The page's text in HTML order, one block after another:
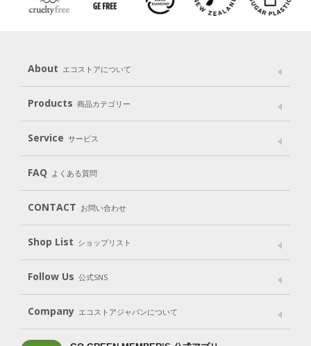
About エコストアについて
メッセージ ブランドストーリー
パッケージへのこだわり
動物実験をしない
Products 商品カテゴリー
Laundry
Cleaning Baby Kids
Body（ボディ） Hair（ヘア） Oral care（オーラルケア）
Goods （グッズ）
Gift set
Service サービス
User Guide
Subscription（定期便）
FAQ よくある質問
CONTACT お問い合わせ
Shop List ショップリスト
Shop List
Follow Us 公式SNS
LINE＠ Instagram Facebook
Company エコストアジャパンについて
会社案内 ご利用規約 プライバシーポリシー